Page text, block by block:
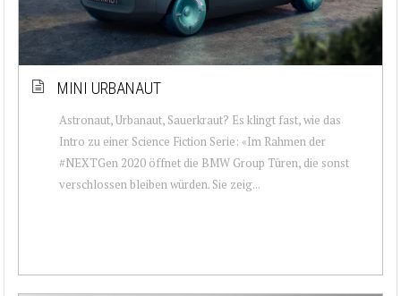
MINI URBANAUT
Astronaut, Urbanaut, Sauerkraut? Es klingt fast, wie das
Intro zu einer Science Fiction Serie: «Im Rahmen der
#NEXTGen 2020 öffnet die BMW Group Türen, die sonst
verschlossen bleiben würden. Sie zeig...